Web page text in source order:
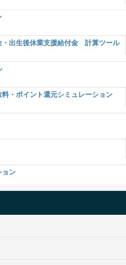
・出生後休業支援給付金 計算ツール
・ポイント還元シミュレーション
ョン